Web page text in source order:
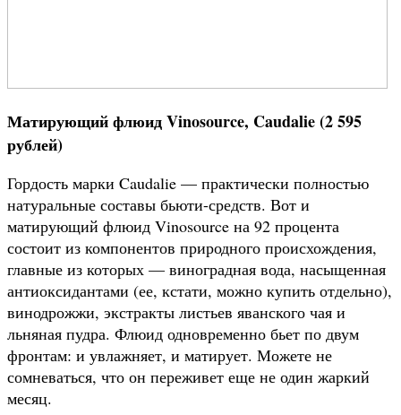
Матирующий флюид Vinosource, Caudalie (2 595
рублей)
Гордость марки Caudalie — практически полностью
натуральные составы бьюти-средств. Вот и
матирующий флюид Vinosource на 92 процента
состоит из компонентов природного происхождения,
главные из которых — виноградная вода, насыщенная
антиоксидантами (ее, кстати, можно купить отдельно),
винодрожжи, экстракты листьев яванского чая и
льняная пудра. Флюид одновременно бьет по двум
фронтам: и увлажняет, и матирует. Можете не
сомневаться, что он переживет еще не один жаркий
месяц.